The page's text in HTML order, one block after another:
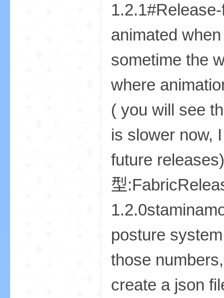
animated
sometime the
where
( you will see
is slower now,
future
型
posture
those
create a json